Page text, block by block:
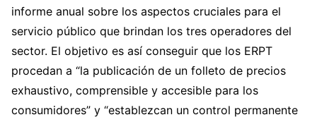
informe anual sobre los aspectos cruciales para el
servicio público que brindan los tres operadores del
sector. El objetivo es así conseguir que los ERPT
procedan a “la publicación de un folleto de precios
exhaustivo, comprensible y accesible para los
consumidores” y “establezcan un control permanente